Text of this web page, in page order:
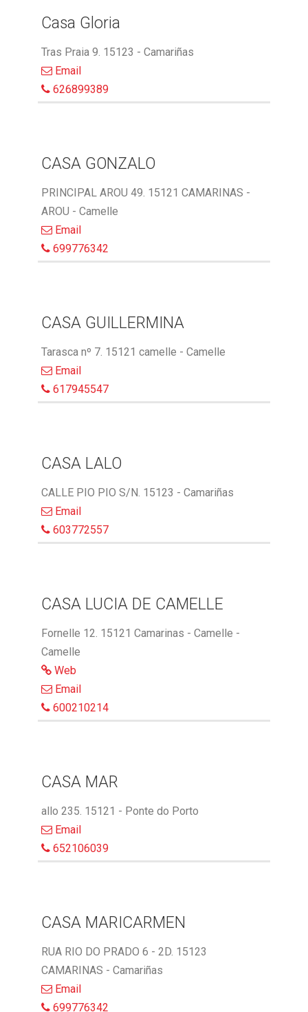
Casa Gloria
Tras Praia 9. 15123 - Camariñas
Email
626899389
CASA GONZALO
PRINCIPAL AROU 49. 15121 CAMARINAS -
AROU - Camelle
Email
699776342
CASA GUILLERMINA
Tarasca nº 7. 15121 camelle - Camelle
Email
617945547
CASA LALO
CALLE PIO PIO S/N. 15123 - Camariñas
Email
603772557
CASA LUCIA DE CAMELLE
Fornelle 12. 15121 Camarinas - Camelle -
Camelle
Web
Email
600210214
CASA MAR
allo 235. 15121 - Ponte do Porto
Email
652106039
CASA MARICARMEN
RUA RIO DO PRADO 6 - 2D. 15123
CAMARINAS - Camariñas
Email
699776342